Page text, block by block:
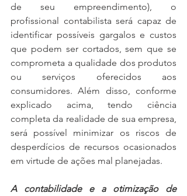
de seu empreendimento), o
profissional contabilista será capaz de
identificar possíveis gargalos e custos
que podem ser cortados, sem que se
comprometa a qualidade dos produtos
ou serviços oferecidos aos
consumidores. Além disso, conforme
explicado acima, tendo ciência
completa da realidade de sua empresa,
será possível minimizar os riscos de
desperdícios de recursos ocasionados
em virtude de ações mal planejadas.
A contabilidade e a otimização de